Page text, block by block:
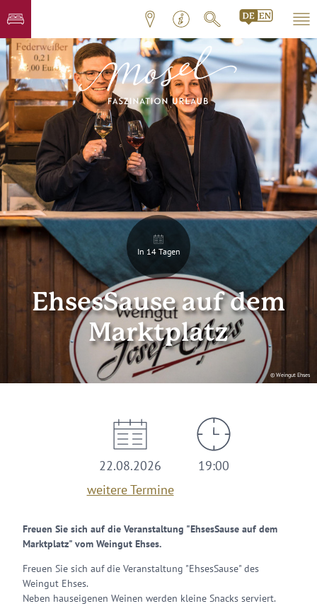
© Weingut Ehses
In 14 Tagen
EhsesSause auf dem
Marktplatz
22.08.2026
weitere Termine
19:00
Freuen Sie sich auf die Veranstaltung "EhsesSause auf dem
Marktplatz" vom Weingut Ehses.
Freuen Sie sich auf die Veranstaltung "EhsesSause" des
Weingut Ehses.
Neben hauseigenen Weinen werden kleine Snacks serviert.